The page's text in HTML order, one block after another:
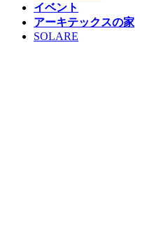
イベント
アーキテックスの家
SOLARE